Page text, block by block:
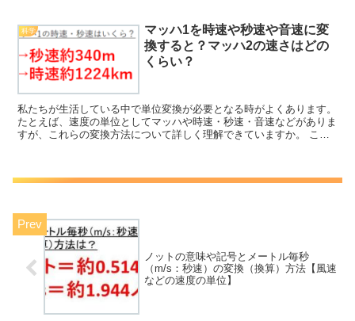
科学
マッハ1を時速や秒速や音速に変
換すると？マッハ2の速さはどの
くらい？
私たちが生活している中で単位変換が必要となる時がよくあります。
たとえば、速度の単位としてマッハや時速・秒速・音速などがありま
すが、これらの変換方法について詳しく理解できていますか。 ここ
ノットの意味や記号とメートル毎秒
（m/s：秒速）の変換（換算）方法【風速
などの速度の単位】